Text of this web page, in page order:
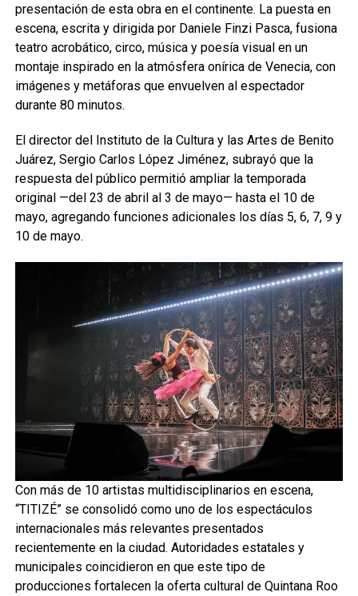
presentación de esta obra en el continente. La puesta en
escena, escrita y dirigida por Daniele Finzi Pasca, fusiona
teatro acrobático, circo, música y poesía visual en un
montaje inspirado en la atmósfera onírica de Venecia, con
imágenes y metáforas que envuelven al espectador
durante 80 minutos.
El director del Instituto de la Cultura y las Artes de Benito
Juárez, Sergio Carlos López Jiménez, subrayó que la
respuesta del público permitió ampliar la temporada
original —del 23 de abril al 3 de mayo— hasta el 10 de
mayo, agregando funciones adicionales los días 5, 6, 7, 9 y
10 de mayo.
Con más de 10 artistas multidisciplinarios en escena,
“TITIZÉ” se consolidó como uno de los espectáculos
internacionales más relevantes presentados
recientemente en la ciudad. Autoridades estatales y
municipales coincidieron en que este tipo de
producciones fortalecen la oferta cultural de Quintana Roo